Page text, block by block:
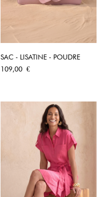
SAC - LISATINE - POUDRE
Prix
109,00 €